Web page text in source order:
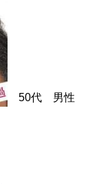
50代 男性